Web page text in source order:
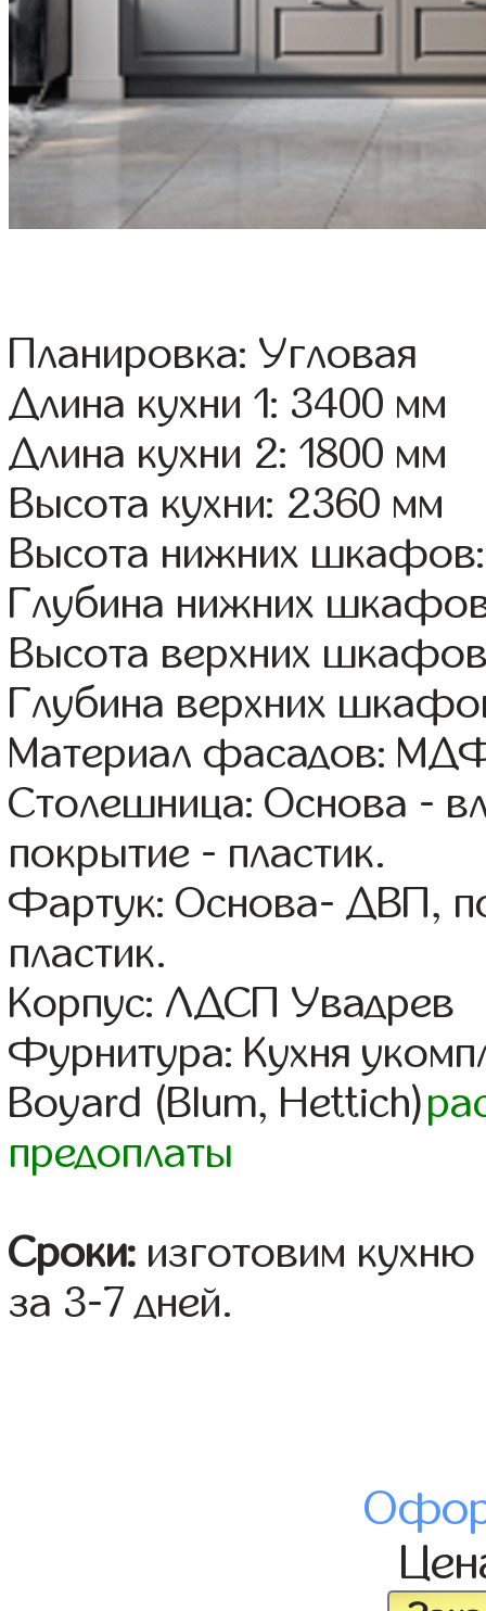
Планировка: Угловая
Длина кухни 1: 3400 мм
Длина кухни 2: 1800 мм
Высота кухни: 2360 мм
Высота нижних
Глубина нижних
Высота верхних
Глубина верхних
Материал фасадов:
Столешница: Основа -
покрытие - пластик.
Фартук: Основа- ДВП,
пластик.
Корпус: ЛДСП Увадрев
Фурнитура: Кухня
Boyard (Blum, Hettich)
предоплаты
Сроки: изготовим
за 3-7 дней.